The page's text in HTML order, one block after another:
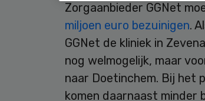
Zorgaanbieder GGNet
miljoen euro bezuinigen.
GGNet de kliniek in
nog welmogelijk, maar
naar Doetinchem. Bij het
komen daarnaast minder